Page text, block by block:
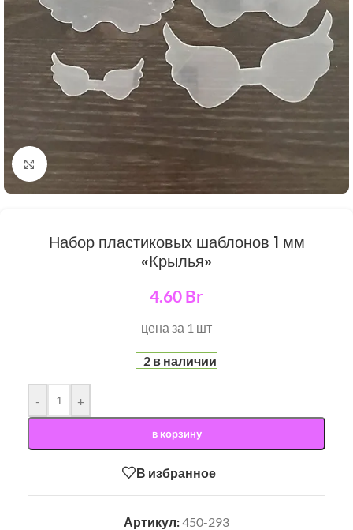
Нажмите, чтобы увеличить
Набор пластиковых шаблонов 1 мм
«Крылья»
4.60 Br
цена за 1 шт
2 в наличии
- +
в корзину
В избранное
Артикул:450-293